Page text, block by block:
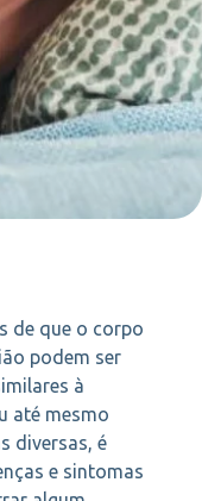
de que o corpo
podem ser
à
até mesmo
diversas, é
e sintomas